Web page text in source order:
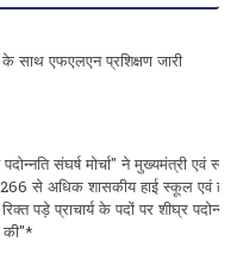
साथ एफएलएन प्रशिक्षण जारी
पदोन्नति संघर्ष मोर्चा" ने मुख्यमंत्री एवं
से अधिक शासकीय हाई स्कूल एवं
पड़े प्राचार्य के पदों पर शीघ्र पदोन्नति
की"*